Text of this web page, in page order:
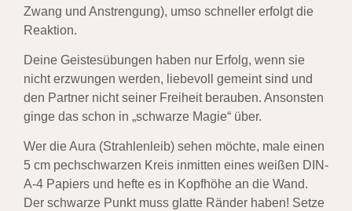
Zwang und Anstrengung), umso schneller erfolgt die
Reaktion.
Deine Geistesübungen haben nur Erfolg, wenn sie
nicht erzwungen werden, liebevoll gemeint sind und
den Partner nicht seiner Freiheit berauben. Ansonsten
ginge das schon in „schwarze Magie“ über.
Wer die Aura (Strahlenleib) sehen möchte, male einen
5 cm pechschwarzen Kreis inmitten eines weißen DIN-
A-4 Papiers und hefte es in Kopfhöhe an die Wand.
Der schwarze Punkt muss glatte Ränder haben! Setze